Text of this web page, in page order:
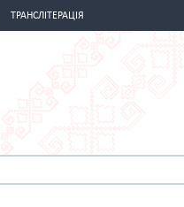
ТРАНСЛІТЕРАЦІЯ